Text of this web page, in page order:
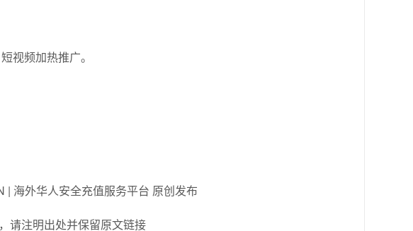
视频加热推广。
| 海外华人安全充值服务平台 原创发布
请注明出处并保留原文链接